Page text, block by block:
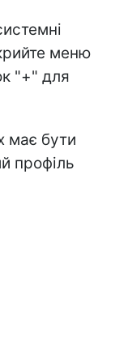
меню
"+" для
має бути
профіль